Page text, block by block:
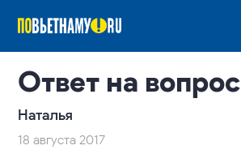
Ответ на вопрос
Наталья
18 августа 2017